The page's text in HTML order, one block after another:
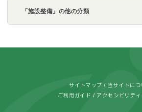
「施設整備」の他の分類
サイトマップ 当サイトにつ
ご利用ガイド アクセシビリテ